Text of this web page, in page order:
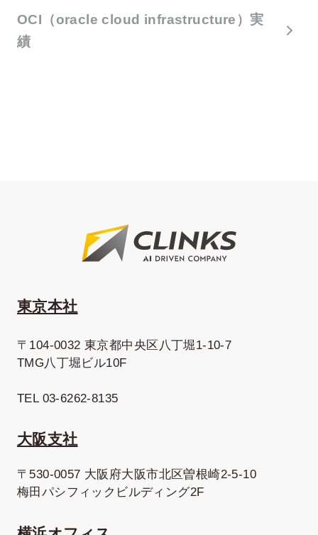
OCI（oracle cloud infrastructure）実
績
東京本社
〒104-0032 東京都中央区八丁堀1-10-7
TMG八丁堀ビル10F
TEL 03-6262-8135
大阪支社
〒530-0057 大阪府大阪市北区曽根崎2-5-10
梅田パシフィックビルディング2F